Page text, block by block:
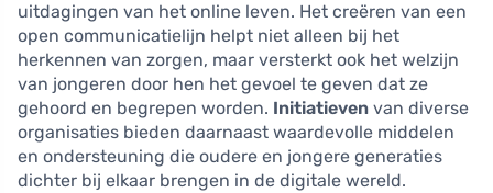
uitdagingen van het online leven. Het creëren van een
open communicatielijn helpt niet alleen bij het
herkennen van zorgen, maar versterkt ook het welzijn
van jongeren door hen het gevoel te geven dat ze
gehoord en begrepen worden. Initiatieven van diverse
organisaties bieden daarnaast waardevolle middelen
en ondersteuning die oudere en jongere generaties
dichter bij elkaar brengen in de digitale wereld.